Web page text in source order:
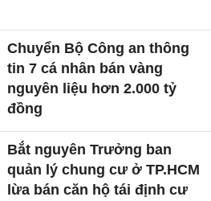
Chuyển Bộ Công an thông
tin 7 cá nhân bán vàng
nguyên liệu hơn 2.000 tỷ
đồng
Bắt nguyên Trưởng ban
quản lý chung cư ở TP.HCM
lừa bán căn hộ tái định cư